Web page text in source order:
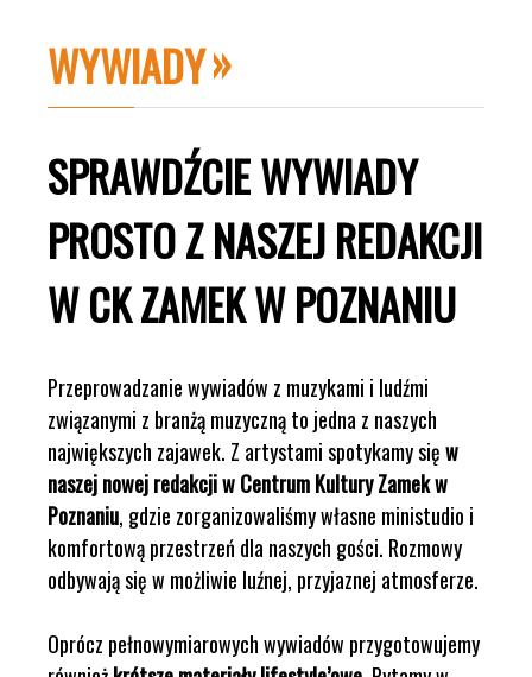
WYWIADY
SPRAWDŹCIE WYWIADY
PROSTO Z NASZEJ REDAKCJI
W CK ZAMEK W POZNANIU
Przeprowadzanie wywiadów z muzykami i ludźmi
związanymi z branżą muzyczną to jedna z naszych
największych zajawek. Z artystami spotykamy sięw
naszej nowej redakcji w Centrum Kultury Zamek w
Poznaniu, gdzie zorganizowaliśmy własne ministudio i
komfortową przestrzeń dla naszych gości. Rozmowy
odbywają się w możliwie luźnej, przyjaznej atmosferze.
Oprócz pełnowymiarowych wywiadów przygotowujemy